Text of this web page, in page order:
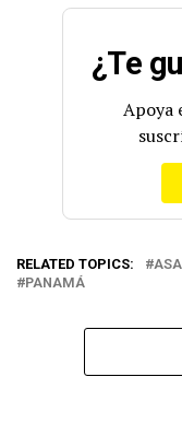
¿Te
Apoya
RELATED TOPICS:
PANAMÁ